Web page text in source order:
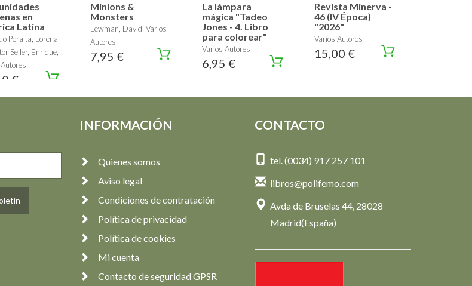
en
Latina
Peralta, Lorena
Seller, Enrique,
€
Minions &
Monsters
Lewman, David, Varios
Autores
7,95 €
La lámpara
mágica "Tadeo
Jones - 4. Libro
para colorear"
Varios Autores
6,95 €
Revista Minerva -
46 (IV Época)
"2026"
Varios Autores
15,00 €
INFORMACIÓN
Quienes somos
Aviso legal
Condiciones de contratación
Política de privacidad
Política de cookies
Mi cuenta
Contacto de seguridad GPSR
CONTACTO
tel. (0034) 917 257 101
libros@polifemo.com
Avda de Bruselas 44, 28028
Madrid(España)